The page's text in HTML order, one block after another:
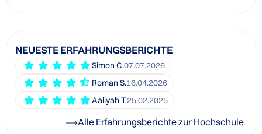
NEUESTE ERFAHRUNGSBERICHTE
Simon C.07.07.2026
Roman S.16.04.2026
Aaliyah T.25.02.2025
Alle Erfahrungsberichte zur Hochschule